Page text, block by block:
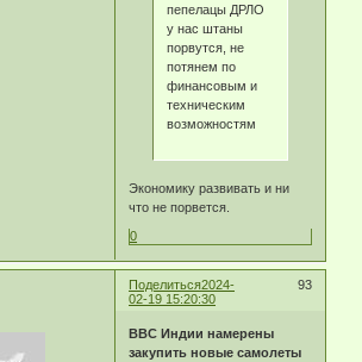
пепелацы ДРЛО
у нас штаны
порвутся, не
потянем по
финансовым и
техническим
возможностям
Экономику развивать и ни
что не порвется.
0
Поделиться 93
2024-
02-19 15:20:30
ВВС Индии намерены
закупить новые самолеты